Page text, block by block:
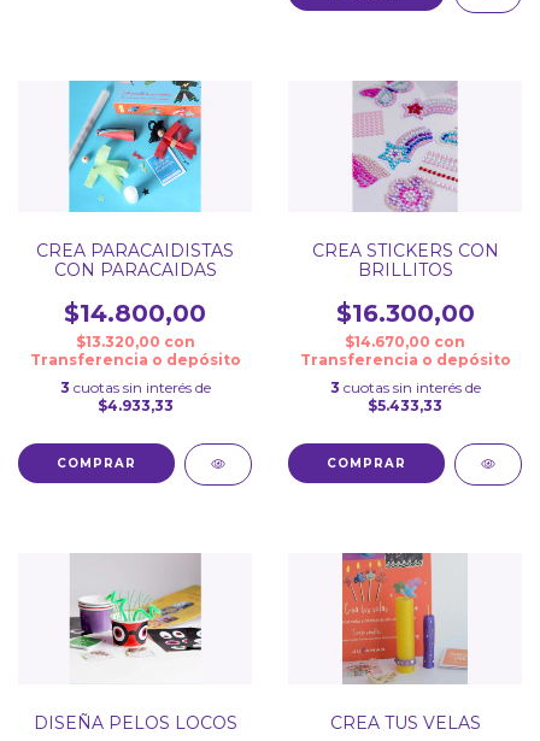
CREA PARACAIDISTAS
CON PARACAIDAS
$14.800,00
$13.320,00 con
Transferencia o depósito
3 cuotas sin interés de
$4.933,33
CREA STICKERS CON
BRILLITOS
$16.300,00
$14.670,00 con
Transferencia o depósito
3 cuotas sin interés de
$5.433,33
DISEÑA PELOS LOCOS CREA TUS VELAS